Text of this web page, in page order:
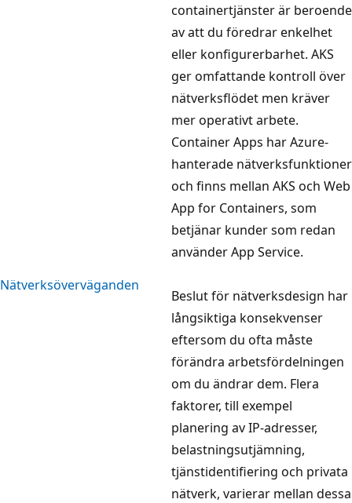
Nätverksöverväganden
containertjänster är beroende
av att du föredrar enkelhet
eller konfigurerbarhet. AKS
ger omfattande kontroll över
nätverksflödet men kräver
mer operativt arbete.
Container Apps har Azure-
hanterade nätverksfunktioner
och finns mellan AKS och Web
App for Containers, som
betjänar kunder som redan
använder App Service.
Beslut för nätverksdesign har
långsiktiga konsekvenser
eftersom du ofta måste
förändra arbetsfördelningen
om du ändrar dem. Flera
faktorer, till exempel
planering av IP-adresser,
belastningsutjämning,
tjänstidentifiering och privata
nätverk, varierar mellan dessa